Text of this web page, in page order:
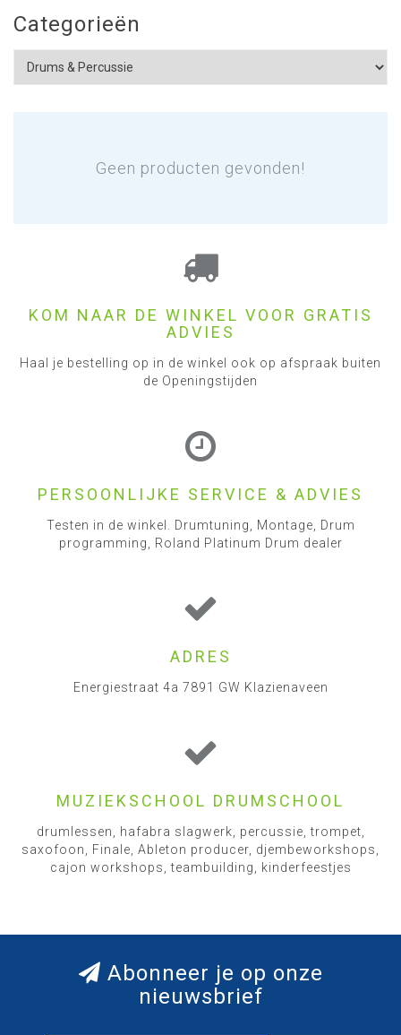
Categorieën
Geen producten gevonden!
KOM NAAR DE WINKEL VOOR GRATIS
ADVIES
Haal je bestelling op in de winkel ook op afspraak buiten
de Openingstijden
PERSOONLIJKE SERVICE & ADVIES
Testen in de winkel. Drumtuning, Montage, Drum
programming, Roland Platinum Drum dealer
ADRES
Energiestraat 4a 7891 GW Klazienaveen
MUZIEKSCHOOL DRUMSCHOOL
drumlessen, hafabra slagwerk, percussie, trompet,
saxofoon, Finale, Ableton producer, djembeworkshops,
cajon workshops, teambuilding, kinderfeestjes
Abonneer je op onze
nieuwsbrief